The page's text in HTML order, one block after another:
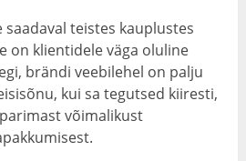
teistes kauplustes
on klientidele väga oluline
brändi veebilehel on palju
kui sa tegutsed kiiresti,
võimalikust